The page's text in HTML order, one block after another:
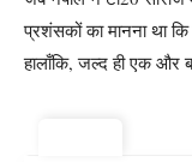
प्रशंसकों का मानना ​​था
हालाँकि, जल्द ही एक और